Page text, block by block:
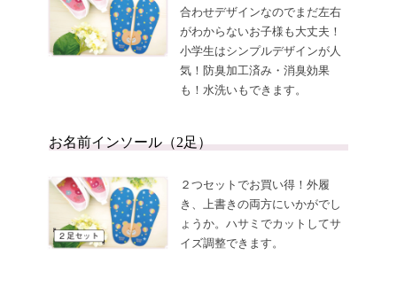
知
ら
せ
合わせデザインなのでまだ左右
がわからないお子様も大丈夫！
小学生はシンプルデザインが人
気！防臭加工済み・消臭効果
も！水洗いもできます。
お名前インソール（2足）
２つセットでお買い得！外履
き、上書きの両方にいかがでし
ょうか。ハサミでカットしてサ
イズ調整できます。